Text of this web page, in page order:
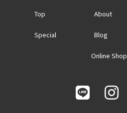
Top About
Special Blog
Online Shop